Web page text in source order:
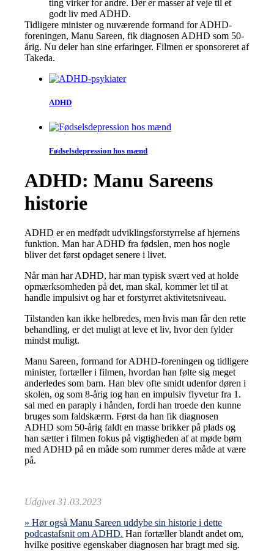
ting virker for andre. Der er masser af veje til et
godt liv med ADHD.
Tidligere minister og nuværende formand for ADHD-
foreningen, Manu Sareen, fik diagnosen ADHD som 50-
årig. Nu deler han sine erfaringer. Filmen er sponsoreret af
Takeda.
ADHD
Fødsels­depression hos mænd
ADHD: Manu Sareens
historie
ADHD er en medfødt udviklingsforstyrrelse af hjernens
funktion. Man har ADHD fra fødslen, men hos nogle
bliver det først opdaget senere i livet.
Når man har ADHD, har man typisk svært ved at holde
opmærksomheden på det, man skal, kommer let til at
handle impulsivt og har et forstyrret aktivitetsniveau.
Tilstanden kan ikke helbredes, men hvis man får den rette
behandling, er det muligt at leve et liv, hvor den fylder
mindst muligt.
Manu Sareen, formand for ADHD-foreningen og tidligere
minister, fortæller i filmen, hvordan han følte sig meget
anderledes som barn. Han blev ofte smidt udenfor døren i
skolen, og som 8-årig tog han en impulsiv flyvetur fra 1.
sal med en paraply i hånden, fordi han troede den kunne
bruges som faldskærm. Først da han fik diagnosen
ADHD som 50-årig faldt en masse brikker på plads og
han sætter i filmen fokus på vigtigheden af at møde børn
med ADHD på en måde som rummer deres måde at være
på.
Udgivet 31.03.2023
» Hør også Manu Sareen uddybe sin historie i dette
podcastafsnit om ADHD. Han fortæller blandt andet om,
hvilke positive egenskaber diagnosen har bragt med sig.